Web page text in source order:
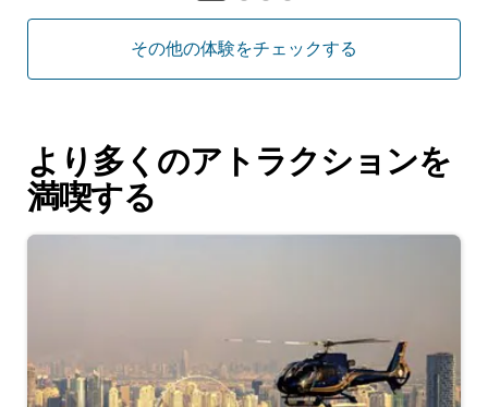
その他の体験をチェックする
より多くのアトラクションを
満喫する